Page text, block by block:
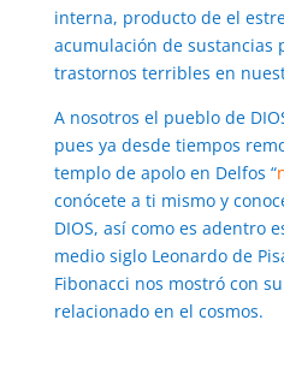
interna, producto de el
acumulación de sustancias
trastornos terribles en
A nosotros el pueblo de
pues ya desde tiempos
templo de apolo en Delfos “
conócete a ti mismo y
DIOS, así como es adentro
medio siglo Leonardo de
Fibonacci nos mostró con
relacionado en el cosmos.